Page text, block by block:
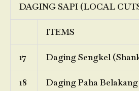
DAGING SAPI (LOCAL
ITEMS
17 Daging Sengkel
18 Daging Paha